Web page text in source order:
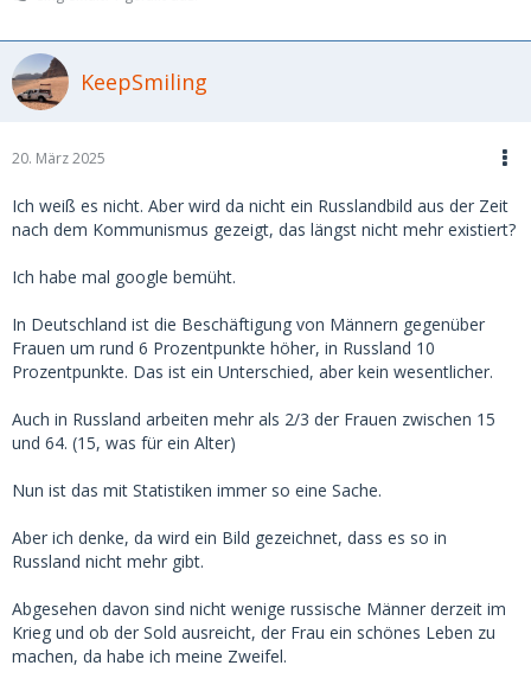
KeepSmiling
20. März 2025
Ich weiß es nicht. Aber wird da nicht ein Russlandbild aus der Zeit
nach dem Kommunismus gezeigt, das längst nicht mehr existiert?
Ich habe mal google bemüht.
In Deutschland ist die Beschäftigung von Männern gegenüber
Frauen um rund 6 Prozentpunkte höher, in Russland 10
Prozentpunkte. Das ist ein Unterschied, aber kein wesentlicher.
Auch in Russland arbeiten mehr als 2/3 der Frauen zwischen 15
und 64. (15, was für ein Alter)
Nun ist das mit Statistiken immer so eine Sache.
Aber ich denke, da wird ein Bild gezeichnet, dass es so in
Russland nicht mehr gibt.
Abgesehen davon sind nicht wenige russische Männer derzeit im
Krieg und ob der Sold ausreicht, der Frau ein schönes Leben zu
machen, da habe ich meine Zweifel.